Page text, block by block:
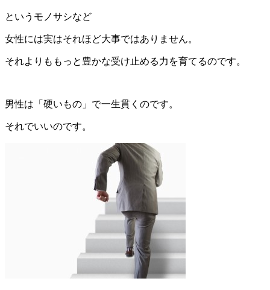
というモノサシなど
女性には実はそれほど大事ではありません。
それよりももっと豊かな受け止める力を育てるのです。
男性は「硬いもの」で一生貫くのです。
それでいいのです。